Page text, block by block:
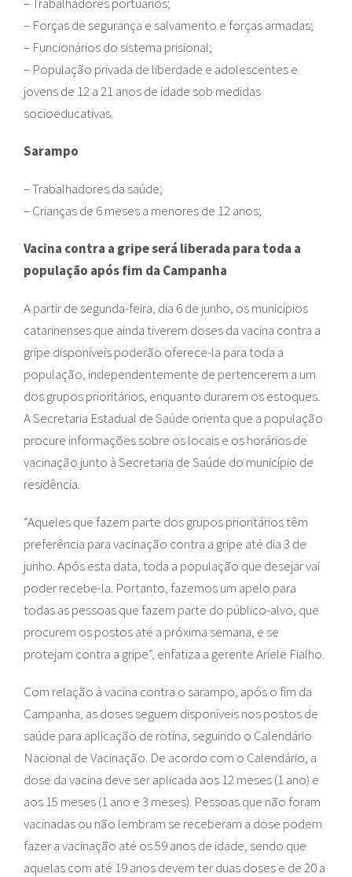
– Forças de segurança e salvamento e forças armadas;
– Funcionários do sistema prisional;
– População privada de liberdade e adolescentes e
jovens de 12 a 21 anos de idade sob medidas
socioeducativas.
Sarampo
– Trabalhadores da saúde;
– Crianças de 6 meses a menores de 12 anos;
Vacina contra a gripe será liberada para toda a
população após fim da Campanha
A partir de segunda-feira, dia 6 de junho, os municípios
catarinenses que ainda tiverem doses da vacina contra a
gripe disponíveis poderão oferece-la para toda a
população, independentemente de pertencerem a um
dos grupos prioritários, enquanto durarem os estoques.
A Secretaria Estadual de Saúde orienta que a população
procure informações sobre os locais e os horários de
vacinação junto à Secretaria de Saúde do município de
residência.
“Aqueles que fazem parte dos grupos prioritários têm
preferência para vacinação contra a gripe até dia 3 de
junho. Após esta data, toda a população que desejar vai
poder recebe-la. Portanto, fazemos um apelo para
todas as pessoas que fazem parte do público-alvo, que
procurem os postos até a próxima semana, e se
protejam contra a gripe”, enfatiza a gerente Ariele Fialho.
Com relação à vacina contra o sarampo, após o fim da
Campanha, as doses seguem disponíveis nos postos de
saúde para aplicação de rotina, seguindo o Calendário
Nacional de Vacinação. De acordo com o Calendário, a
dose da vacina deve ser aplicada aos 12 meses (1 ano) e
aos 15 meses (1 ano e 3 meses). Pessoas que não foram
vacinadas ou não lembram se receberam a dose podem
fazer a vacinação até os 59 anos de idade, sendo que
aquelas com até 19 anos devem ter duas doses e de 20 a